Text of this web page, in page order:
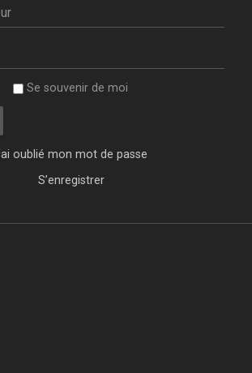
Se souvenir de moi
oublié mon mot de passe
S’enregistrer